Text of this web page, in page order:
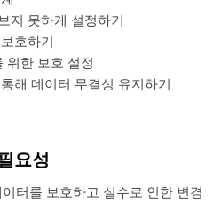
지 못하게 설정하기
호하기
위한 보호 설정
해 데이터 무결성 유지하기
요성
터를 보호하고 실수로 인한 변경